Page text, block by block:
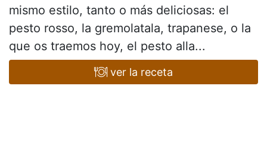
mismo estilo, tanto o más deliciosas: el
pesto rosso, la gremolatala, trapanese, o la
que os traemos hoy, el pesto alla...
ver la receta